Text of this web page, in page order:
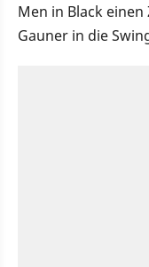
Men in Black
Gauner in die